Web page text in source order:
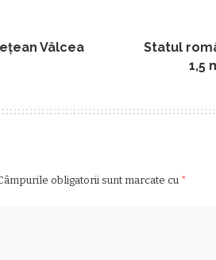
Vâlcea
Statul
1,5
obligatorii sunt marcate cu *